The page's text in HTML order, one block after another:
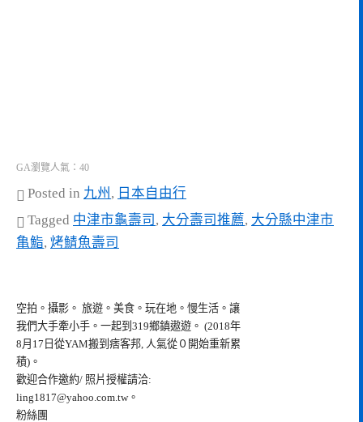
GA瀏覽人氣：40
Posted in 九州 , 日本自由行
Tagged 中津市龜壽司 , 大分壽司推薦, 大分縣中津市
亀鮨, 烤鯖魚壽司
空拍。攝影。 旅遊。美食。玩在地。慢生活。讓
我們大手牽小手。一起到319鄉鎮遨遊。 (2018年
8月17日從YAM搬到痞客邦, 人氣從０開始重新累
積)。
歡迎合作邀約/ 照片授權請洽:
ling1817@yahoo.com.tw。
粉絲團